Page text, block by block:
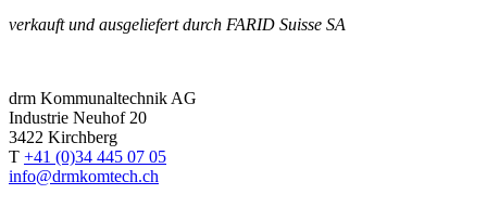
verkauft und ausgeliefert durch FARID Suisse SA
drm Kommunaltechnik AG
Industrie Neuhof 20
3422 Kirchberg
T +41 (0)34 445 07 05
info@drmkomtech.ch